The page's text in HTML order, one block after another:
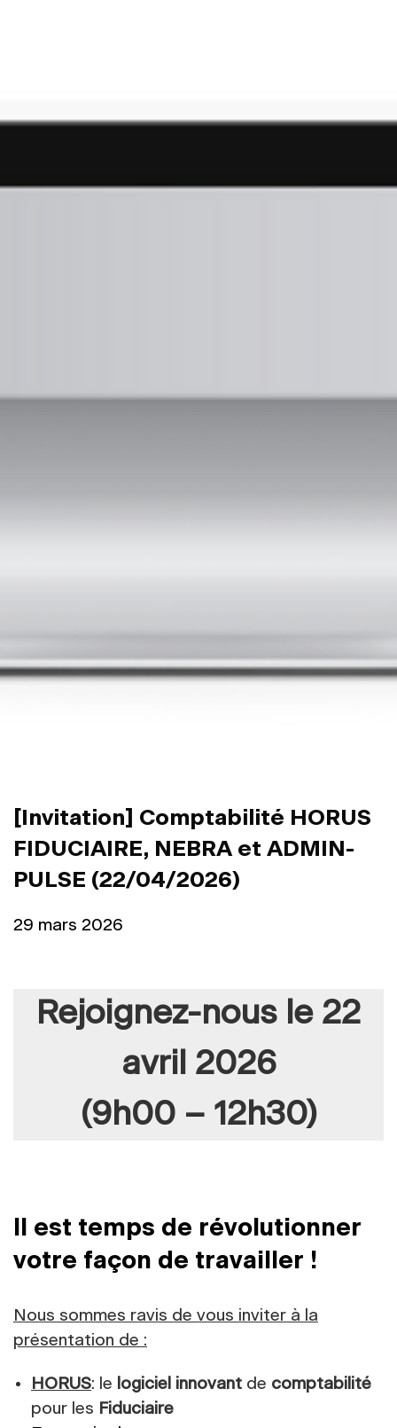
[Invitation] Comptabilité HORUS
FIDUCIAIRE, NEBRA et ADMIN-
PULSE (22/04/2026)
29 mars 2026
Rejoignez-nous le 22
avril 2026
(9h00 – 12h30)
Il est temps de révolutionner
votre façon de travailler !
Nous sommes ravis de vous inviter à la
présentation de :
HORUS: le logiciel innovant de comptabilité
pour les Fiduciaire